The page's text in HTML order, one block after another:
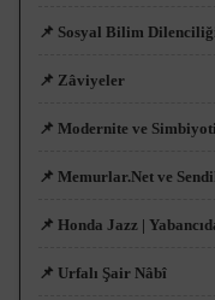
📌 Sosyal Bilim
📌 Zâviyeler
📌 Modernite ve
📌 Memurlar.Net ve
📌 Honda Jazz |
📌 Urfalı Şair Nâbî